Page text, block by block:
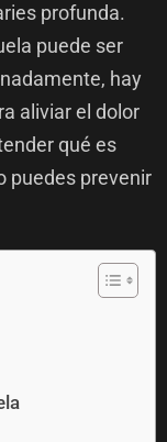
profunda.
puede ser
hay
aliviar el dolor
qué es
puedes prevenir